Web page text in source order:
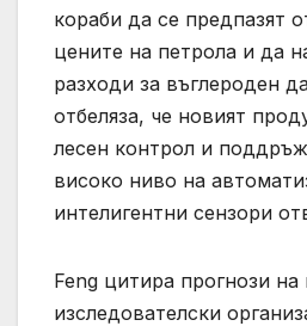
кораби да се предпазят
цените на петрола и да
разходи за въглероден
отбеляза, че новият
лесен контрол и
високо ниво на
интелигентни сензори
Feng цитира прогнози
изследователски